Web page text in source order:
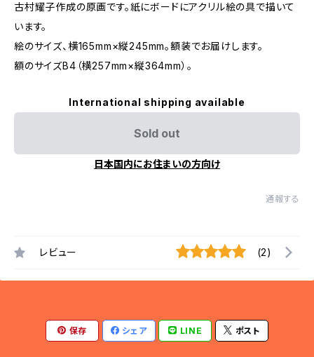
古村耀子作成の原画です。紙にボードにアクリル絵の具で描いて
います。
絵のサイズ、横165mm×縦245mm。額装でお届けします。
額のサイズB4（横257mm×縦364mm）。
International shipping available
Sold out
日本国内にお住まいの方向け
通報する
レビュー (2)
保存 シェア LINE ポスト